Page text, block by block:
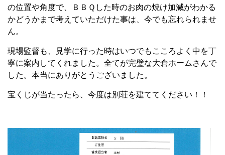
の位置や角度で、ＢＢＱした時のお肉の焼け加減がわかる
かどうかまで考えていただけた事は、今でも忘れられませ
ん。
現場監督も、見学に行った時はいつでもこころよく中を丁
寧に案内してくれました。全てが完璧な大倉ホームさんで
した。本当にありがとうございました。
宝くじが当たったら、今度は別荘を建ててください！！